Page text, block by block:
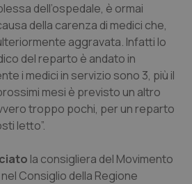
dell’ospedale, è ormai
della carenza di medici che,
aggravata. Infatti lo
del reparto è andato in
i medici in servizio sono 3, più il
mesi è previsto un altro
troppo pochi, per un reparto
letto”.
la consigliera del Movimento
Consiglio della Regione